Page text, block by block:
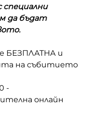
да бъдат
БЕЗПЛАТНА и
на събитието
-
онлайн